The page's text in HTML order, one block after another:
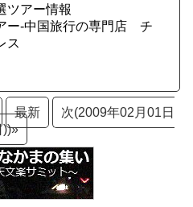
アー情報
ー-中国旅行の専門店 チ
ス
最新
次(2009年02月01日
))»